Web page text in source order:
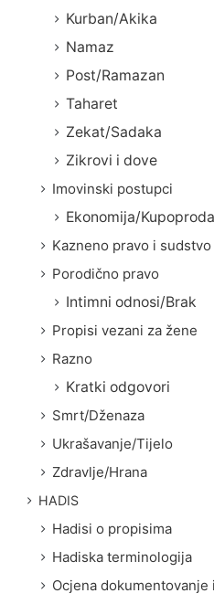
Kurban/Akika
Namaz
Post/Ramazan
Taharet
Zekat/Sadaka
Zikrovi i dove
Imovinski postupci
Ekonomija/
Kazneno pravo i sudstvo
Porodično pravo
Intimni odnosi/Brak
Propisi vezani za žene
Razno
Kratki odgovori
Smrt/Dženaza
Ukrašavanje/Tijelo
Zdravlje/Hrana
HADIS
Hadisi o propisima
Hadiska terminologija
Ocjena